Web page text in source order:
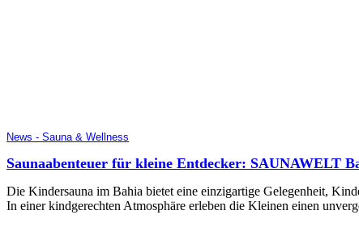
News - Sauna & Wellness
Saunaabenteuer für kleine Entdecker: SAUNAWELT
Die Kindersauna im Bahia bietet eine einzigartige Gelegenheit,
In einer kindgerechten Atmosphäre erleben die Kleinen einen